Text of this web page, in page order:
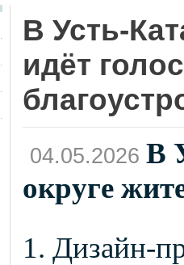
В Усть-
идёт
04.05.2026 В
округе
1. Дизайн-